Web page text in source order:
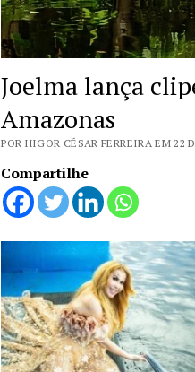
Joelma lança
Amazonas
POR HIGOR CÉSAR FERREIRA EM 22
Compartilhe